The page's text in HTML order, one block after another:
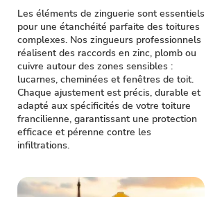
Les éléments de zinguerie sont essentiels
pour une étanchéité parfaite des toitures
complexes. Nos zingueurs professionnels
réalisent des raccords en zinc, plomb ou
cuivre autour des zones sensibles :
lucarnes, cheminées et fenêtres de toit.
Chaque ajustement est précis, durable et
adapté aux spécificités de votre toiture
francilienne, garantissant une protection
efficace et pérenne contre les
infiltrations.